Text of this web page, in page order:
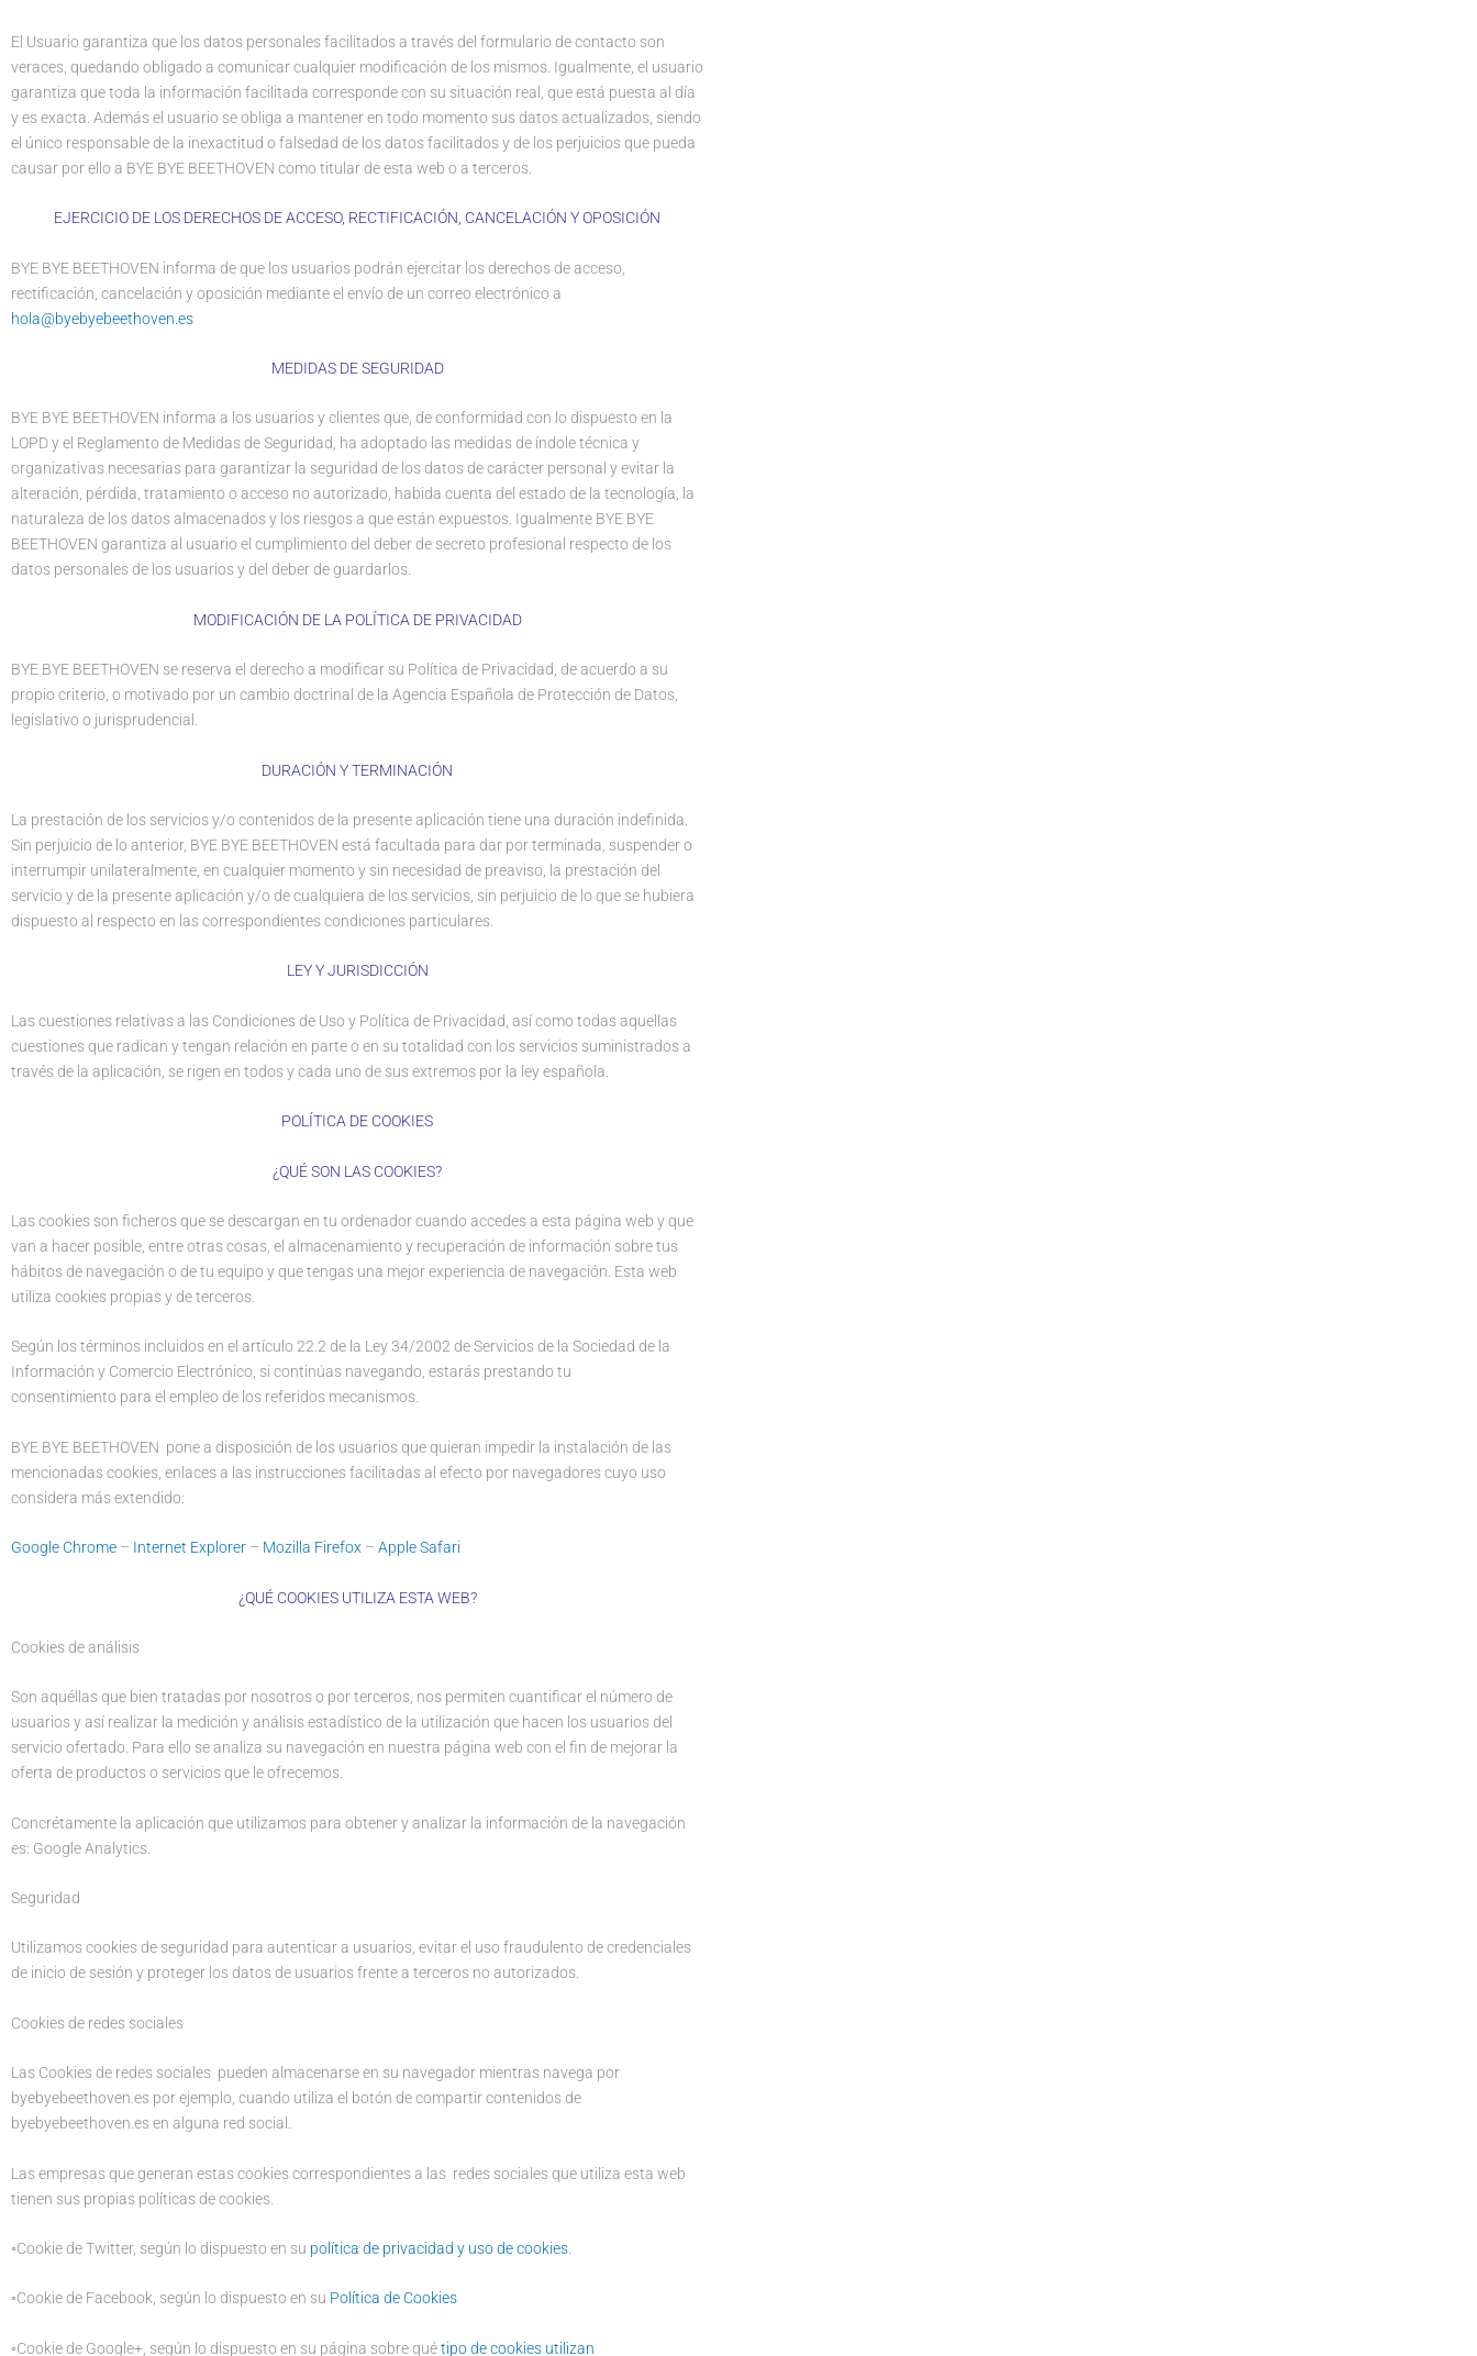
El Usuario garantiza que los datos personales facilitados a través del formulario de contacto son
veraces, quedando obligado a comunicar cualquier modificación de los mismos. Igualmente, el usuario
garantiza que toda la información facilitada corresponde con su situación real, que está puesta al día
y es exacta. Además el usuario se obliga a mantener en todo momento sus datos actualizados, siendo
el único responsable de la inexactitud o falsedad de los datos facilitados y de los perjuicios que pueda
causar por ello a BYE BYE BEETHOVEN como titular de esta web o a terceros.
EJERCICIO DE LOS DERECHOS DE ACCESO, RECTIFICACIÓN, CANCELACIÓN Y OPOSICIÓN
BYE BYE BEETHOVEN informa de que los usuarios podrán ejercitar los derechos de acceso,
rectificación, cancelación y oposición mediante el envío de un correo electrónico a
hola@byebyebeethoven.es
MEDIDAS DE SEGURIDAD
BYE BYE BEETHOVEN informa a los usuarios y clientes que, de conformidad con lo dispuesto en la
LOPD y el Reglamento de Medidas de Seguridad, ha adoptado las medidas de índole técnica y
organizativas necesarias para garantizar la seguridad de los datos de carácter personal y evitar la
alteración, pérdida, tratamiento o acceso no autorizado, habida cuenta del estado de la tecnología, la
naturaleza de los datos almacenados y los riesgos a que están expuestos. Igualmente BYE BYE
BEETHOVEN garantiza al usuario el cumplimiento del deber de secreto profesional respecto de los
datos personales de los usuarios y del deber de guardarlos.
MODIFICACIÓN DE LA POLÍTICA DE PRIVACIDAD
BYE BYE BEETHOVEN se reserva el derecho a modificar su Política de Privacidad, de acuerdo a su
propio criterio, o motivado por un cambio doctrinal de la Agencia Española de Protección de Datos,
legislativo o jurisprudencial.
DURACIÓN Y TERMINACIÓN
La prestación de los servicios y/o contenidos de la presente aplicación tiene una duración indefinida.
Sin perjuicio de lo anterior, BYE BYE BEETHOVEN está facultada para dar por terminada, suspender o
interrumpir unilateralmente, en cualquier momento y sin necesidad de preaviso, la prestación del
servicio y de la presente aplicación y/o de cualquiera de los servicios, sin perjuicio de lo que se hubiera
dispuesto al respecto en las correspondientes condiciones particulares.
LEY Y JURISDICCIÓN
Las cuestiones relativas a las Condiciones de Uso y Política de Privacidad, así como todas aquellas
cuestiones que radican y tengan relación en parte o en su totalidad con los servicios suministrados a
través de la aplicación, se rigen en todos y cada uno de sus extremos por la ley española.
POLÍTICA DE COOKIES
¿QUÉ SON LAS COOKIES?
Las cookies son ficheros que se descargan en tu ordenador cuando accedes a esta página web y que
van a hacer posible, entre otras cosas, el almacenamiento y recuperación de información sobre tus
hábitos de navegación o de tu equipo y que tengas una mejor experiencia de navegación. Esta web
utiliza cookies propias y de terceros.
Según los términos incluidos en el artículo 22.2 de la Ley 34/2002 de Servicios de la Sociedad de la
Información y Comercio Electrónico, si continúas navegando, estarás prestando tu
consentimiento para el empleo de los referidos mecanismos.
BYE BYE BEETHOVEN pone a disposición de los usuarios que quieran impedir la instalación de las
mencionadas cookies, enlaces a las instrucciones facilitadas al efecto por navegadores cuyo uso
considera más extendido:
Google Chrome – Internet Explorer – Mozilla Firefox – Apple Safari
¿QUÉ COOKIES UTILIZA ESTA WEB?
Cookies de análisis
Son aquéllas que bien tratadas por nosotros o por terceros, nos permiten cuantificar el número de
usuarios y así realizar la medición y análisis estadístico de la utilización que hacen los usuarios del
servicio ofertado. Para ello se analiza su navegación en nuestra página web con el fin de mejorar la
oferta de productos o servicios que le ofrecemos.
Concrétamente la aplicación que utilizamos para obtener y analizar la información de la navegación
es: Google Analytics.
Seguridad
Utilizamos cookies de seguridad para autenticar a usuarios, evitar el uso fraudulento de credenciales
de inicio de sesión y proteger los datos de usuarios frente a terceros no autorizados.
Cookies de redes sociales
Las Cookies de redes sociales pueden almacenarse en su navegador mientras navega por
byebyebeethoven.es por ejemplo, cuando utiliza el botón de compartir contenidos de
byebyebeethoven.es en alguna red social.
Las empresas que generan estas cookies correspondientes a las redes sociales que utiliza esta web
tienen sus propias políticas de cookies.
◦Cookie de Twitter, según lo dispuesto en su política de privacidad y uso de cookies
◦Cookie de Facebook, según lo dispuesto en su Política de Cookies
◦Cookie de Google+, según lo dispuesto en su página sobre quétipo de cookies utilizan